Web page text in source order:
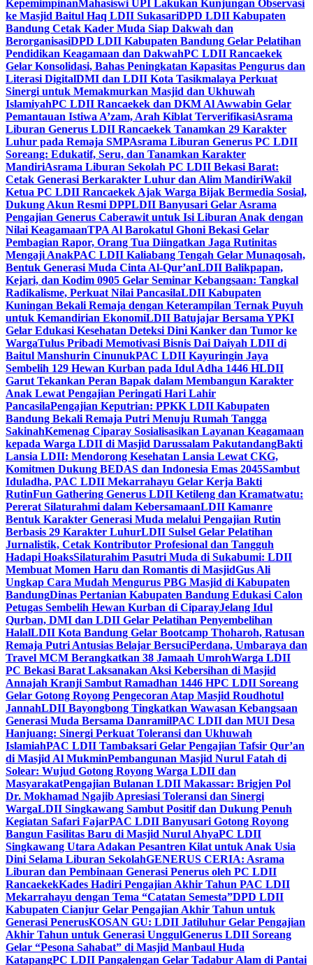
KepemimpinanMahasiswi UPI Lakukan Kunjungan Observasi
ke Masjid Baitul Haq LDII SukasariDPD LDII Kabupaten
Bandung Cetak Kader Muda Siap Dakwah dan
BerorganisasiDPD LDII Kabupaten Bandung Gelar Pelatihan
Pendidikan Keagamaan dan DakwahPC LDII Rancaekek
Gelar Konsolidasi, Bahas Peningkatan Kapasitas Pengurus dan
Literasi DigitalDMI dan LDII Kota Tasikmalaya Perkuat
Sinergi untuk Memakmurkan Masjid dan Ukhuwah
IslamiyahPC LDII Rancaekek dan DKM Al Awwabin Gelar
Pemantauan Istiwa A’zam, Arah Kiblat TerverifikasiAsrama
Liburan Generus LDII Rancaekek Tanamkan 29 Karakter
Luhur pada Remaja SMPAsrama Liburan Generus PC LDII
Soreang: Edukatif, Seru, dan Tanamkan Karakter
MandiriAsrama Liburan Sekolah PC LDII Bekasi Barat:
Cetak Generasi Berkarakter Luhur dan Alim MandiriWakil
Ketua PC LDII Rancaekek Ajak Warga Bijak Bermedia Sosial,
Dukung Akun Resmi DPPLDII Banyusari Gelar Asrama
Pengajian Generus Caberawit untuk Isi Liburan Anak dengan
Nilai KeagamaanTPA Al Barokatul Ghoni Bekasi Gelar
Pembagian Rapor, Orang Tua Diingatkan Jaga Rutinitas
Mengaji AnakPAC LDII Kaliabang Tengah Gelar Munaqosah,
Bentuk Generasi Muda Cinta Al-Qur’anLDII Balikpapan,
Kejari, dan Kodim 0905 Gelar Seminar Kebangsaan: Tangkal
Radikalisme, Perkuat Nilai PancasilaLDII Kabupaten
Kuningan Bekali Remaja dengan Keterampilan Ternak Puyuh
untuk Kemandirian EkonomiLDII Batujajar Bersama YPKI
Gelar Edukasi Kesehatan Deteksi Dini Kanker dan Tumor ke
WargaTulus Pribadi Memotivasi Bisnis Dai Daiyah LDII di
Baitul Manshurin CinunukPAC LDII Kayuringin Jaya
Sembelih 129 Hewan Kurban pada Idul Adha 1446 HLDII
Garut Tekankan Peran Bapak dalam Membangun Karakter
Anak Lewat Pengajian Peringati Hari Lahir
PancasilaPengajian Keputrian: PPKK LDII Kabupaten
Bandung Bekali Remaja Putri Menuju Rumah Tangga
SakinahKemenag Ciparay Sosialisasikan Layanan Keagamaan
kepada Warga LDII di Masjid Darussalam PakutandangBakti
Lansia LDII: Mendorong Kesehatan Lansia Lewat CKG,
Komitmen Dukung BEDAS dan Indonesia Emas 2045Sambut
Iduladha, PAC LDII Mekarrahayu Gelar Kerja Bakti
RutinFun Gathering Generus LDII Ketileng dan Kramatwatu:
Pererat Silaturahmi dalam KebersamaanLDII Kamanre
Bentuk Karakter Generasi Muda melalui Pengajian Rutin
Berbasis 29 Karakter LuhurLDII Sulsel Gelar Pelatihan
Jurnalistik, Cetak Kontributor Profesional dan Tangguh
Hadapi HoaksSilaturahim Pasutri Muda di Sukabumi: LDII
Membuat Momen Haru dan Romantis di MasjidGus Ali
Ungkap Cara Mudah Mengurus PBG Masjid di Kabupaten
BandungDinas Pertanian Kabupaten Bandung Edukasi Calon
Petugas Sembelih Hewan Kurban di CiparayJelang Idul
Qurban, DMI dan LDII Gelar Pelatihan Penyembelihan
HalalLDII Kota Bandung Gelar Bootcamp Thoharoh, Ratusan
Remaja Putri Antusias Belajar BersuciPerdana, Umbaraya dan
Travel MCM Berangkatkan 38 Jamaah UmrohWarga LDII
PC Bekasi Barat Laksanakan Aksi Kebersihan di Masjid
Annajah Kranji Sambut Ramadhan 1446 HPC LDII Soreang
Gelar Gotong Royong Pengecoran Atap Masjid Roudhotul
JannahLDII Bayongbong Tingkatkan Wawasan Kebangsaan
Generasi Muda Bersama DanramilPAC LDII dan MUI Desa
Hanjuang: Sinergi Perkuat Toleransi dan Ukhuwah
IslamiahPAC LDII Tambaksari Gelar Pengajian Tafsir Qur’an
di Masjid Al MukminPembangunan Masjid Nurul Fatah di
Solear: Wujud Gotong Royong Warga LDII dan
MasyarakatPengajian Bulanan LDII Makassar: Brigjen Pol
Dr. Mokhamad Ngajib Apresiasi Toleransi dan Sinergi
WargaLDII Singkawang Sambut Positif dan Dukung Penuh
Kegiatan Safari FajarPAC LDII Banyusari Gotong Royong
Bangun Fasilitas Baru di Masjid Nurul AhyaPC LDII
Singkawang Utara Adakan Pesantren Kilat untuk Anak Usia
Dini Selama Liburan SekolahGENERUS CERIA: Asrama
Liburan dan Pembinaan Generasi Penerus oleh PC LDII
RancaekekKades Hadiri Pengajian Akhir Tahun PAC LDII
Mekarrahayu dengan Tema “Catatan Semesta”DPD LDII
Kabupaten Cianjur Gelar Pengajian Akhir Tahun untuk
Generasi PenerusKOSAN GU: LDII Jatiluhur Gelar Pengajian
Akhir Tahun untuk Generasi UnggulGenerus LDII Soreang
Gelar “Pesona Sahabat” di Masjid Manbaul Huda
KatapangPC LDII Pangalengan Gelar Tadabur Alam di Pantai